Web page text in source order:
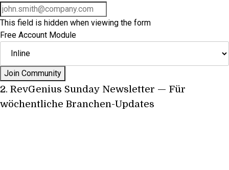
This field is hidden when viewing the form
Free Account Module
2. RevGenius Sunday Newsletter — Für
wöchentliche Branchen-Updates